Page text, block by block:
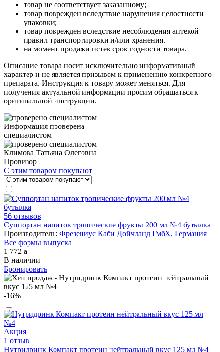
товар не соответствует заказанному;
товар поврежден вследствие нарушения целостности
упаковки;
товар поврежден вследствие несоблюдения аптекой
правил транспортировки и/или хранения.
на момент продажи истек срок годности товара.
Описание товара носит исключительно информативный
характер и не является призывом к применению конкретного
препарата. Инструкция к товару может меняться. Для
получения актуальной информации просим обращаться к
оригинальной инструкции.
Информация проверена
специалистом
Климова Татьяна Олеговна
Провизор
С этим товаром покупают
56 отзывов
Суппортан напиток тропические фрукты 200 мл №4 бутылка
Производитель: Фрезениус Каби Дойчланд ГмбХ, Германия
Все формы выпуска
1 772 a
В наличии
Бронировать
-16%
Акция
1 отзыв
Нутридринк Компакт протеин нейтральный вкус 125 мл №4